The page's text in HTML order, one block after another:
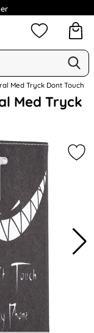
Mina
Med Tryck Dont Touch
Med Tryck